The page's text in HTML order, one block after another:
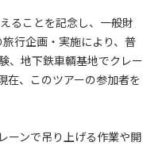
ることを記念し、一般財
行企画・実施により、普
、地下鉄車輌基地でクレー
在、このツアーの参加者を
ーンで吊り上げる作業や開